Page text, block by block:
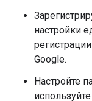
настройки
Google.
Настройте